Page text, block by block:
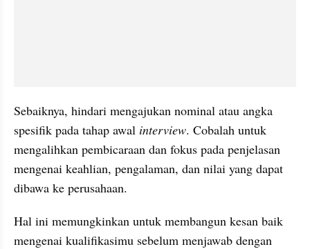
Sebaiknya, hindari mengajukan nominal atau angka
spesifik pada tahap awal interview. Cobalah untuk
mengalihkan pembicaraan dan fokus pada penjelasan
mengenai keahlian, pengalaman, dan nilai yang dapat
dibawa ke perusahaan.
Hal ini memungkinkan untuk membangun kesan baik
mengenai kualifikasimu sebelum menjawab dengan